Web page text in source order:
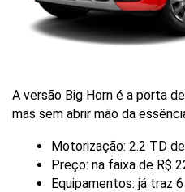
A versão Big Horn é a porta
mas sem abrir mão da
Motorização: 2.2 TD
Preço: na faixa de R$
Equipamentos: já traz